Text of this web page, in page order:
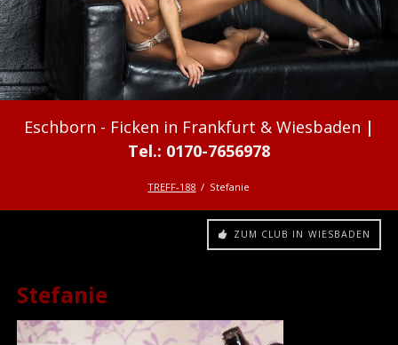
Ficken in Frankfurt & Wiesbaden
TREFF-188 Stefanie
ZUM CLUB IN WIESBADEN
Stefanie